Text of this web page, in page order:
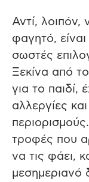
Αντί, λοιπόν,
φαγητό, είναι
σωστές
Ξεκίνα από
για το παιδί,
αλλεργίες
τροφές που
να τις φάει,
μεσημεριανό